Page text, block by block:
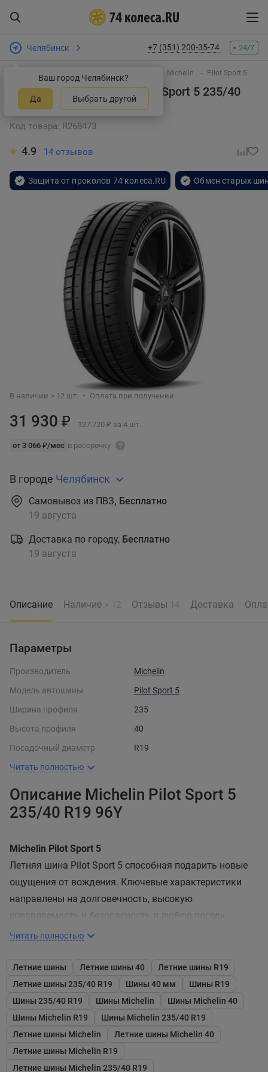
Челябинск
Ваш город Челябинск?
Да Выбрать другой
+7 (351) 200-35-74 24/7
Интернет-магазин шин и дисков Michelin Pilot Sport 5
Летняя шина Michelin Pilot Sport 5 235/40
R19 96Y в Челябинске
Код товара: R268473
4.9 14 отзывов
Защита от проколов 74 колеса.RU Обмен старых
В наличии > 12 шт. Оплата при получении
31 930 ₽ 127 720 ₽ за 4 шт.
от 3 066 ₽/мес в рассрочку
В городе Челябинск
Самовывоз из ПВЗ, Бесплатно
19 августа
Доставка по городу, Бесплатно
19 августа
Описание Наличие > 12 Отзывы 14 Доставка
Параметры
Производитель
Michelin
Модель автошины
Pilot Sport 5
Ширина профиля
235
Высота профиля
40
Посадочный диаметр
R19
Читать полностью
Описание Michelin Pilot Sport 5
235/40 R19 96Y
Michelin Pilot Sport 5
Летняя шина Pilot Sport 5 способная подарить новые
ощущения от вождения. Ключевые характеристики
направлены на долговечность, высокую
управляемость и безопасность в любую погоду.
Согласно исследованию, проведенному экспертной
характеристиками независимо от степени
изношенности протектора.
Высокая эффективность на протяжении нескольких
сезонов
Надежный зацеп на сухой и мокрой дороге в
сочетании с быстрым откликом на рулевое
Читать полностью
Летние шины Летние шины 40
Летние шины R19
Летние шины 235/40 R19
Шины 40 мм
Шины R19
Шины 235/40 R19
Шины Michelin
Шины Michelin 40
Шины Michelin R19
Шины Michelin 235/40 R19
Летние шины Michelin
Летние шины Michelin 40
Летние шины Michelin R19
Летние шины Michelin 235/40 R19